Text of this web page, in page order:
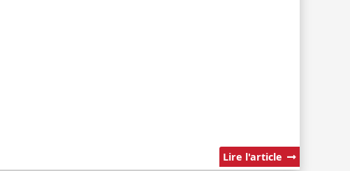
Lire l'article